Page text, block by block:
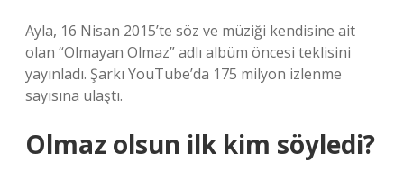
Ayla, 16 Nisan 2015’te söz ve müziği kendisine ait
olan “Olmayan Olmaz” adlı albüm öncesi teklisini
yayınladı. Şarkı YouTube’da 175 milyon izlenme
sayısına ulaştı.
Olmaz olsun ilk kim söyledi?